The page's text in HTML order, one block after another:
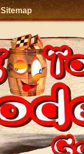
Sitemap